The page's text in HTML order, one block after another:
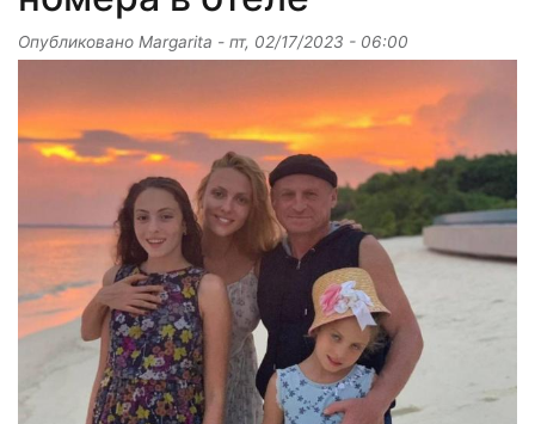
Опубликовано Margarita - пт, 02/17/2023 - 06:00